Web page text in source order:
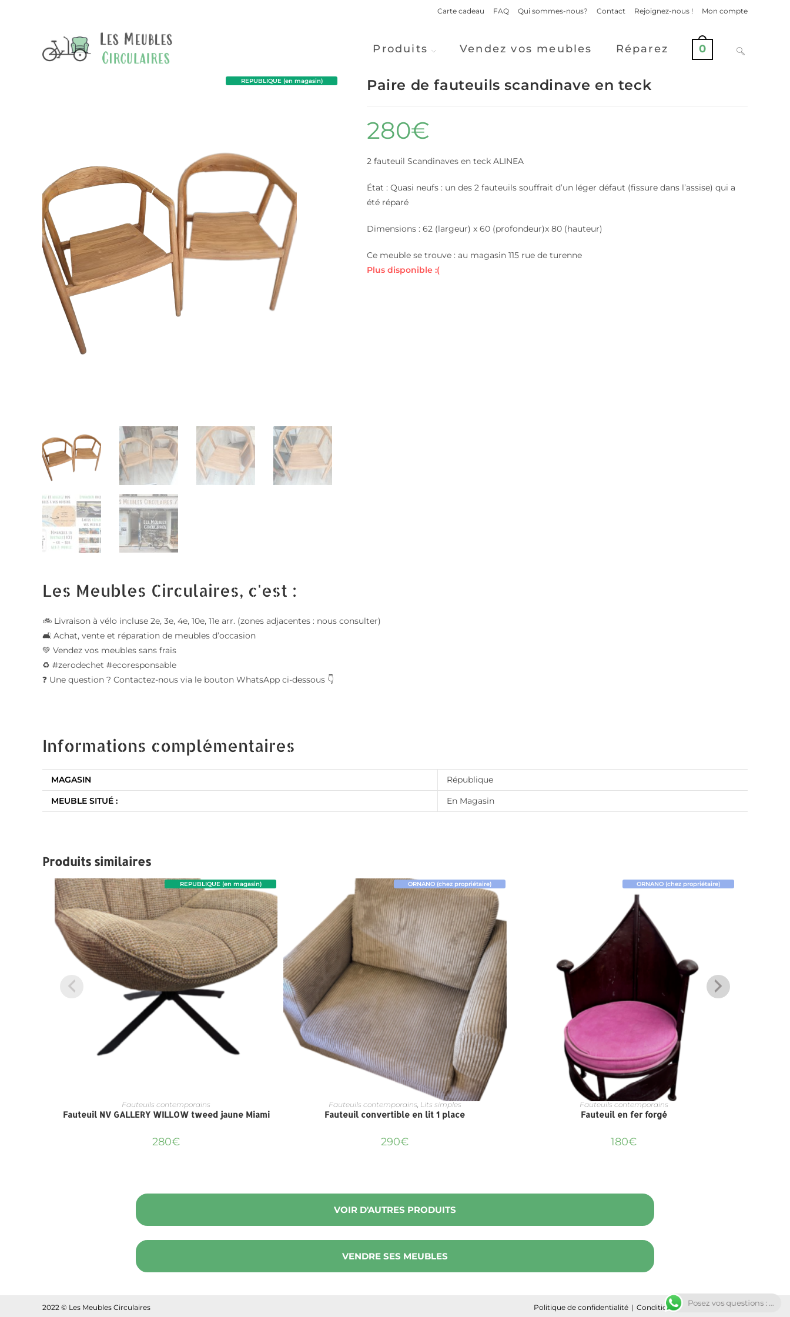
Carte cadeau FAQ Qui sommes-nous? Contact Rejoignez-nous ! Mon compte
Produits Vendez vos meubles Réparez 0
REPUBLIQUE (en magasin) Paire de fauteuils scandinave en teck
280€
2 fauteuil Scandinaves en teck ALINEA
État : Quasi neufs : un des 2 fauteuils souffrait d’un léger défaut (fissure dans l’assise) qui a
été réparé
Dimensions : 62 (largeur) x 60 (profondeur)x 80 (hauteur)
Ce meuble se trouve : au magasin 115 rue de turenne
Plus disponible :(
Les Meubles Circulaires, c'est :
🚲 Livraison à vélo incluse 2e, 3e, 4e, 10e, 11e arr. (zones adjacentes : nous consulter)
🛋️ Achat, vente et réparation de meubles d’occasion
💚 Vendez vos meubles sans frais
♻️ #zerodechet #ecoresponsable
❓ Une question ? Contactez-nous via le bouton WhatsApp ci-dessous 👇
Informations complémentaires
MAGASIN
République
MEUBLE SITUÉ :
En Magasin
Produits similaires
REPUBLIQUE (en magasin)
Fauteuils contemporains
Fauteuil NV GALLERY WILLOW tweed jaune Miami
280€
ORNANO (chez propriétaire)
Fauteuils contemporains, Lits simples
Fauteuil convertible en lit 1 place
290€
ORNANO (chez propriétaire)
Fauteuils contemporains
Fauteuil en fer forgé
180€
VOIR D'AUTRES PRODUITS
VENDRE SES MEUBLES
Politique de confidentialité Conditions Générales de Ventes
2022 © Les Meubles Circulaires Posez vos questions : ...